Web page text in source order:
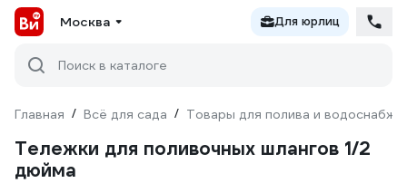
Москва Для юрлиц
Поиск в каталоге
Главная / Всё для сада / Товары для полива и
Тележки для поливочных шлангов 1/2
дюйма